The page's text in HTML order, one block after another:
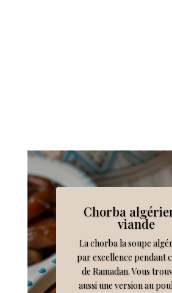
Chorba
viande
La chorba la soupe
par excellence pendant
de Ramadan. Vous
aussi une version au